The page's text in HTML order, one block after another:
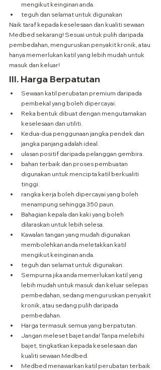
mengikut keinginan anda.
teguh dan selamat untuk digunakan
Naik taraf kepada keselesaan dan kualiti sewaan
Medbed sekarang! Sesuai untuk pulih daripada
pembedahan, menguruskan penyakit kronik, atau
hanya memerlukan katil yang lebih mudah untuk
masuk dan keluar!
III. Harga Berpatutan
Sewaan katil perubatan premium daripada
pembekal yang boleh dipercayai.
Reka bentuk dibuat dengan mengutamakan
keselesaan dan utiliti.
Kedua-dua penggunaan jangka pendek dan
jangka panjang adalah ideal.
ulasan positif daripada pelanggan gembira.
bahan terbaik dan proses pembuatan
digunakan untuk mencipta katil berkualiti
tinggi.
rangka kerja boleh dipercayai yang boleh
menampung sehingga 350 paun.
Bahagian kepala dan kaki yang boleh
dilaraskan untuk lebih selesa.
Kawalan tangan yang mudah digunakan
membolehkan anda meletakkan katil
mengikut keinginan anda.
teguh dan selamat untuk digunakan.
Sempurna jika anda memerlukan katil yang
lebih mudah untuk masuk dan keluar selepas
pembedahan, sedang menguruskan penyakit
kronik, atau sedang pulih daripada
pembedahan.
Harga termasuk semua yang berpatutan.
Jangan meleset bajet anda! Tanpa melebihi
bajet, tingkatkan kepada keselesaan dan
kualiti sewaan Medbed.
Medbed menawarkan katil perubatan terbaik